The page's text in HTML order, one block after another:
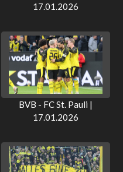
17.01.2026
BVB - FC St. Pauli |
17.01.2026